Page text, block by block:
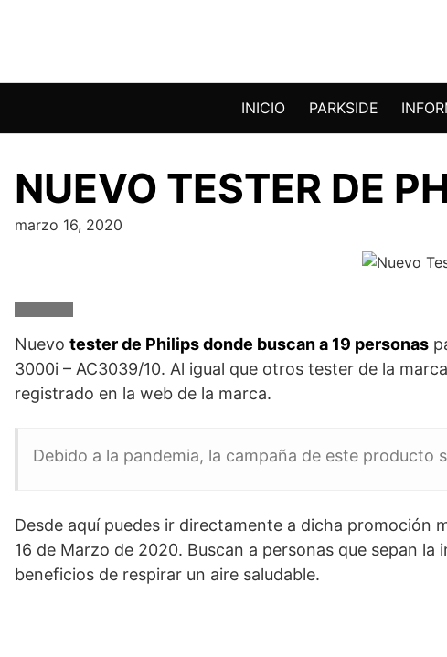
INICIO PARKSIDE
NUEVO TESTER DE
marzo 16, 2020
Nuevo tester de Philips donde buscan a 19 personas
3000i – AC3039/10. Al igual que otros tester de la
registrado en la web de la marca.
Debido a la pandemia, la campaña de este producto
Desde aquí puedes ir directamente a dicha promoción
16 de Marzo de 2020. Buscan a personas que sepan
beneficios de respirar un aire saludable.